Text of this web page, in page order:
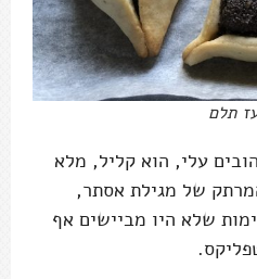
תלם
עלי, הוא קליל, מלא
של מגילת אסתר,
שלא היו מביישים אף